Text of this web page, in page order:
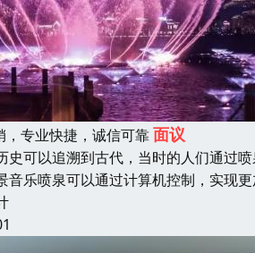
，专业快捷，诚信可靠面议
史可以追溯到古代，当时的人们通过
音乐喷泉可以通过计算机控制，实现